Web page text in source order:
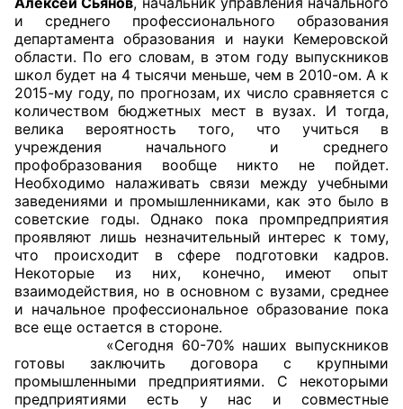
Соглашения
Рекомендации
Порядок работы ЦОН
Аппарат ОП КО
УСТАВ ГКУ “АППАРАТ ОП КО”
Доходы руководителя за 2024 г.
и среднего профессионального образования
департамента образования и науки Кемеровской
области. По его словам, в этом году выпускников
школ будет на 4 тысячи меньше, чем в 2010-ом. А к
2015-му году, по прогнозам, их число сравняется с
количеством бюджетных мест в вузах. И тогда,
велика вероятность того, что учиться в
учреждения начального и среднего
профобразования вообще никто не пойдет.
Необходимо налаживать связи между учебными
заведениями и промышленниками, как это было в
советские годы. Однако пока промпредприятия
проявляют лишь незначительный интерес к тому,
что происходит в сфере подготовки кадров.
Некоторые из них, конечно, имеют опыт
взаимодействия, но в основном с вузами, среднее
и начальное профессиональное образование пока
все еще остается в стороне.
«Сегодня 60-70% наших выпускников
готовы заключить договора с крупными
промышленными предприятиями. С некоторыми
предприятиями есть у нас и совместные